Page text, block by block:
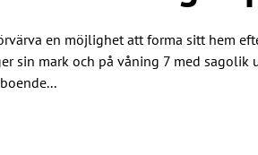
en möjlighet att forma sitt hem
sin mark och på våning 7 med sagolik